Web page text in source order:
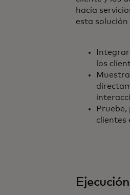
hacia
esta
los
clientes
Ejecución